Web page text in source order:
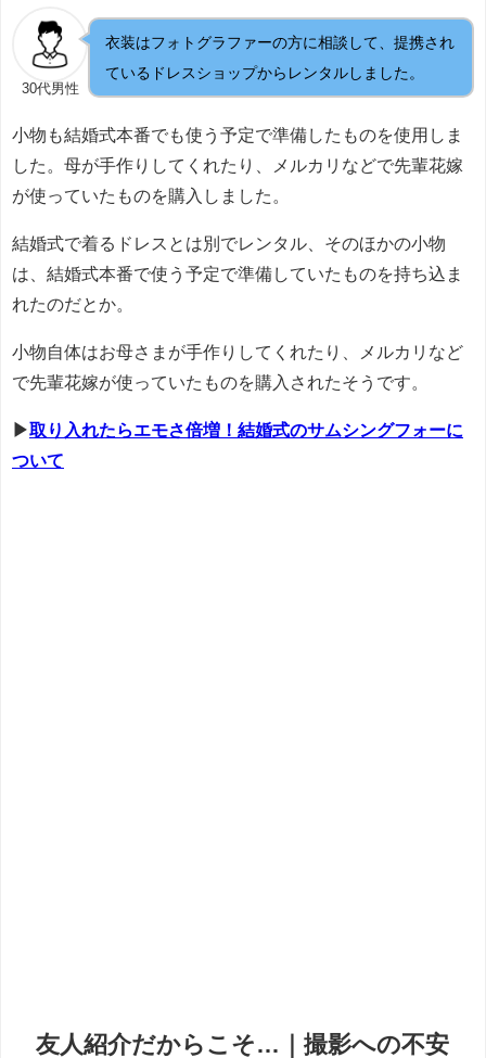
30代男性
衣装はフォトグラファーの方に相談して、提携され
ているドレスショップからレンタルしました。
小物も結婚式本番でも使う予定で準備したものを使用しま
した。母が手作りしてくれたり、メルカリなどで先輩花嫁
が使っていたものを購入しました。
結婚式で着るドレスとは別でレンタル、そのほかの小物
は、結婚式本番で使う予定で準備していたものを持ち込ま
れたのだとか。
小物自体はお母さまが手作りしてくれたり、メルカリなど
で先輩花嫁が使っていたものを購入されたそうです。
▶取り入れたらエモさ倍増！結婚式のサムシングフォーに
ついて
友人紹介だからこそ…｜撮影への不安